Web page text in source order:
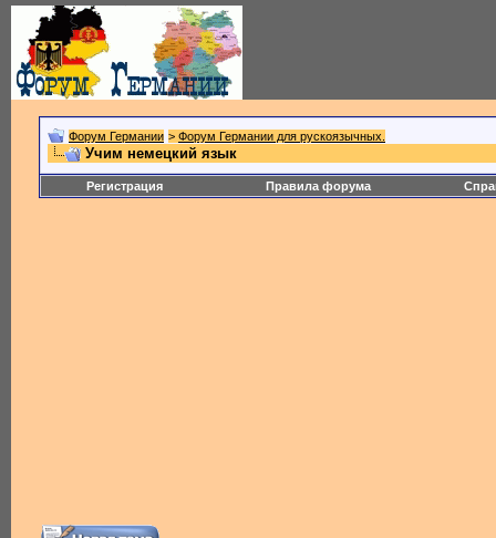
Форум Германии > Форум Германии для рускоязычных.
Учим немецкий язык
Регистрация Правила форума